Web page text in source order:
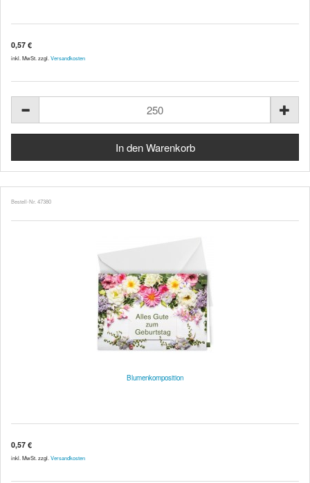
0,57 €
inkl. MwSt. zzgl. Versandkosten
Bestell-Nr. 47380
Blumenkomposition
0,57 €
inkl. MwSt. zzgl. Versandkosten